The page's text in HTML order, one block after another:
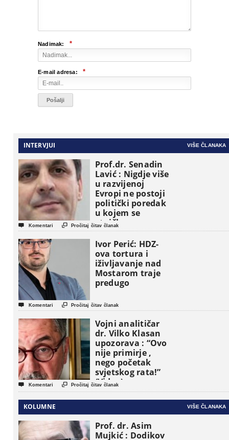
Nadimak: *
E-mail adresa: *
INTERVJUI VIŠE ČLANAKA
Prof.dr. Senadin
Lavić : Nigdje više
u razvijenoj
Evropi ne postoji
politički poredak
u kojem se
etničke grupe
pojavljuju kao
osnovne
političke jedinice
 Komentari  Pročitaj čitav članak
Ivor Perić: HDZ-
ova tortura i
iživljavanje nad
Mostarom traje
predugo
 Komentari  Pročitaj čitav članak
Vojni analitičar
dr. Vilko Klasan
upozorava : “Ovo
nije primirje ,
nego početak
svjetskog rata!”
(Video)
 Komentari  Pročitaj čitav članak
KOLUMNE VIŠE ČLANAKA
Prof. dr. Asim
Mujkić : Dodikov